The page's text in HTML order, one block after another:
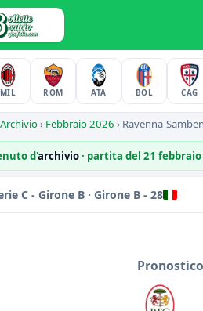
MIL ROM ATA BOL CAG
Archivio› Febbraio 2026 › Ravenna-
d'archivio· partita del 21
C - Girone B · Girone B - 28